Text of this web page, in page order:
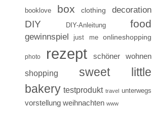
booklove box clothing decoration
DIY DIY-Anleitung food
gewinnspiel just me onlineshopping
photo rezept schöner wohnen
shopping
sweet little
bakery testprodukt travel unterwegs
vorstellung weihnachten www